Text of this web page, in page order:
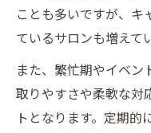
ことも多いですが、
ているサロンも増えて
また、繁忙期やイベ
取りやすさや柔軟な対
トとなります。定期